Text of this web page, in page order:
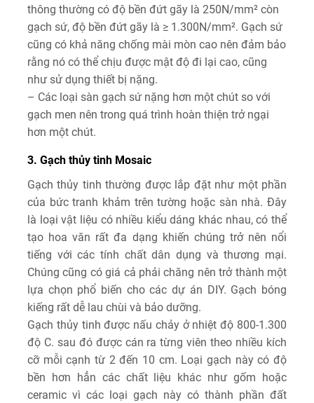
thông thường có độ bền đứt gãy là 250N/mm² còn
gạch sứ, độ bền đứt gãy là ≥ 1.300N/mm². Gạch sứ
cũng có khả năng chống mài mòn cao nên đảm bảo
rằng nó có thể chịu được mật độ đi lại cao, cũng
như sử dụng thiết bị nặng.
– Các loại sàn gạch sứ nặng hơn một chút so với
gạch men nên trong quá trình hoàn thiện trở ngại
hơn một chút.
3. Gạch thủy tinh Mosaic
Gạch thủy tinh thường được lắp đặt như một phần
của bức tranh khảm trên tường hoặc sàn nhà. Đây
là loại vật liệu có nhiều kiểu dáng khác nhau, có thể
tạo hoa văn rất đa dạng khiến chúng trở nên nổi
tiếng với các tính chất dân dụng và thương mại.
Chúng cũng có giá cả phải chăng nên trở thành một
lựa chọn phổ biến cho các dự án DIY. Gạch bóng
kiếng rất dễ lau chùi và bảo dưỡng.
Gạch thủy tinh được nấu chảy ở nhiệt độ 800-1.300
độ C. sau đó được cán ra từng viên theo nhiều kích
cỡ mỗi cạnh từ 2 đến 10 cm. Loại gạch này có độ
bền hơn hẳn các chất liệu khác như gốm hoặc
ceramic vì các loại gạch này có thành phần đất